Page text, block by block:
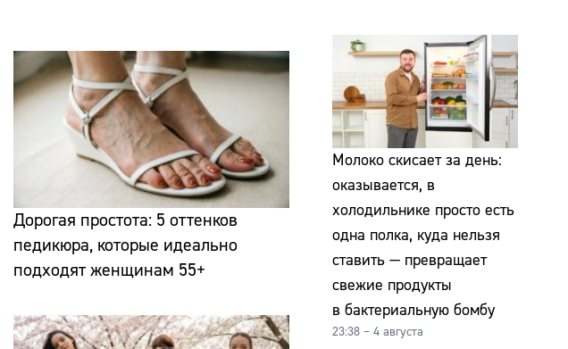
Дорогая простота: 5 оттенков
педикюра, которые идеально
подходят женщинам 55+
Молоко скисает за день:
оказывается, в
холодильнике просто есть
одна полка, куда нельзя
ставить — превращает
свежие продукты
в бактериальную бомбу
23:38 – 4 августа